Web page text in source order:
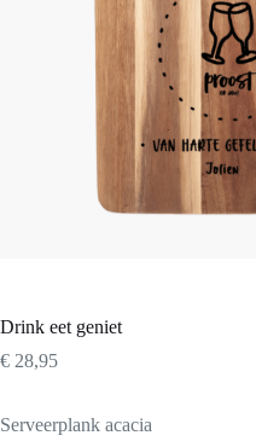
Drink eet geniet
€ 28,95
Serveerplank acacia